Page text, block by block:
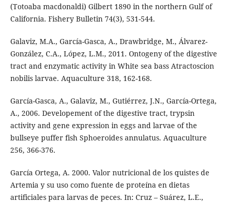
(Totoaba macdonaldi) Gilbert 1890 in the northern Gulf of
California. Fishery Bulletin 74(3), 531-544.
Galaviz, M.A., García-Gasca, A., Drawbridge, M., Álvarez-
González, C.A., López, L.M., 2011. Ontogeny of the digestive
tract and enzymatic activity in White sea bass Atractoscion
nobilis larvae. Aquaculture 318, 162-168.
García-Gasca, A., Galaviz, M., Gutiérrez, J.N., García-Ortega,
A., 2006. Developement of the digestive tract, trypsin
activity and gene expression in eggs and larvae of the
bullseye puffer fish Sphoeroides annulatus. Aquaculture
256, 366-376.
García Ortega, A. 2000. Valor nutricional de los quistes de
Artemia y su uso como fuente de proteína en dietas
artificiales para larvas de peces. In: Cruz – Suárez, L.E.,